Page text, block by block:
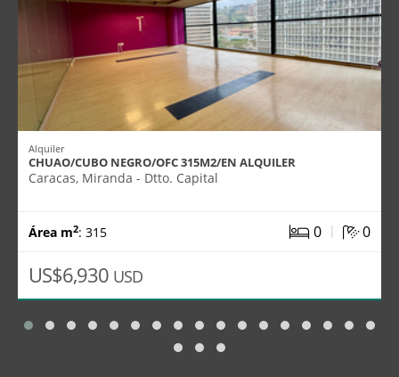
Alquiler
CHUAO/CUBO NEGRO/OFC 315M2/EN ALQUILER
Caracas, Miranda - Dtto. Capital
Área m2: 315 0 | 0
US$6,930 USD